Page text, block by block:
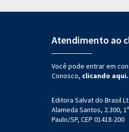
Atendimento ao
Você pode entrar em
Conosco, clicando aqui.
Editora Salvat do Brasil
Alameda Santos, 2.300,
Paulo/SP, CEP 01418-200